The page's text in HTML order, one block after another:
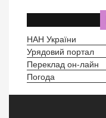
НАН України
Урядовий портал
Переклад он-лайн
Погода